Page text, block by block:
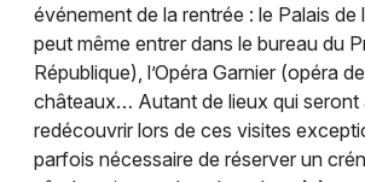
événement de la rentrée : le Palais de
peut même entrer dans le bureau du
République), l’Opéra Garnier (opéra
châteaux… Autant de lieux qui seront
redécouvrir lors de ces visites
parfois nécessaire de réserver un